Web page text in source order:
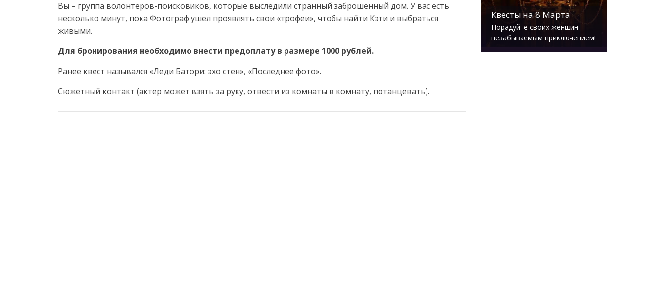
Вы – группа волонтеров-поисковиков, которые выследили странный заброшенный дом. У вас есть
несколько минут, пока Фотограф ушел проявлять свои «трофеи», чтобы найти Кэти и выбраться
живыми.
Для бронирования необходимо внести предоплату в размере 1000 рублей.
Ранее квест назывался «Леди Батори: эхо стен», «Последнее фото».
Сюжетный контакт (актер может взять за руку, отвести из комнаты в комнату, потанцевать).
Квесты на 8 Марта
Порадуйте своих женщин
незабываемым приключением!